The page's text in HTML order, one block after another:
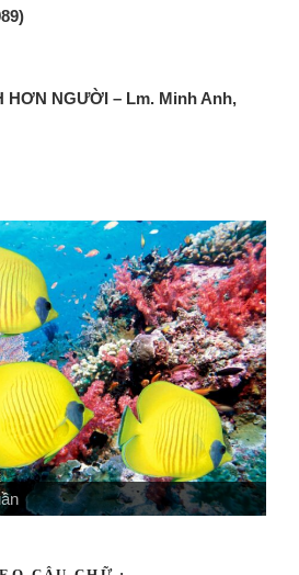
HƠN NGƯỜI – Lm. Minh Anh,